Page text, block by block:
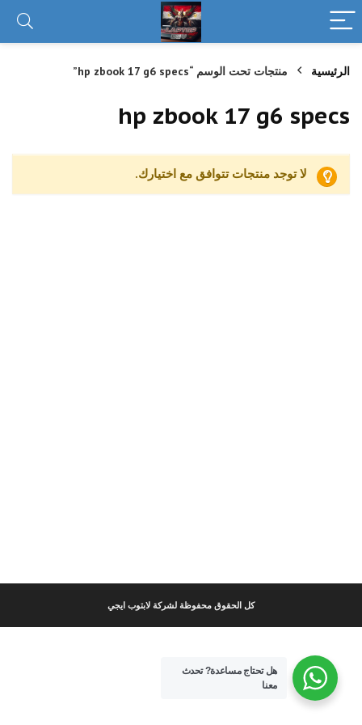
الرئيسية منتجات تحت الوسم “hp zbook 17 g6 specs”
hp zbook 17 g6 specs
لا توجد منتجات تتوافق مع اختيارك.
كل الحقوق محفوظة لشركة لابتوب ايجي
هل تحتاج مساعدة?تحدث
معنا